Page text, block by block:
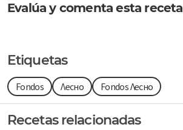
Evalúa y comenta esta receta
Etiquetas
Fondos Лесно Fondos Лесно
Recetas relacionadas